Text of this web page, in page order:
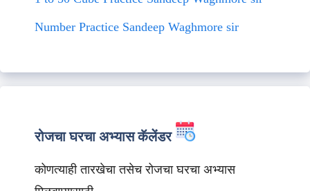
Number Practice Sandeep Waghmore sir
रोजचा घरचा अभ्यास कॅलेंडर
कोणत्याही तारखेचा तसेच रोजचा घरचा अभ्यास